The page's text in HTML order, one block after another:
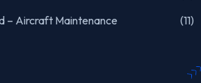
– Aircraft Maintenance
(11)